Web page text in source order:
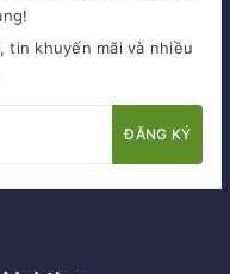
tin khuyến mãi và nhiều
ĐĂNG KÝ